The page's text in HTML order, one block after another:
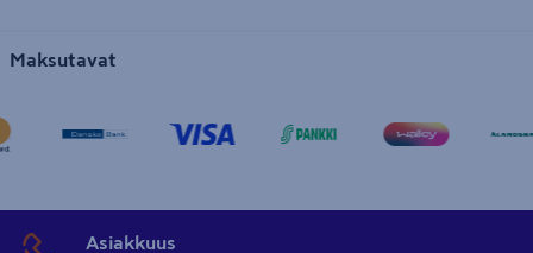
Maksutavat
Asiakkuus